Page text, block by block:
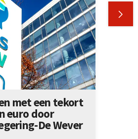

met een tekort
euro door
De Wever